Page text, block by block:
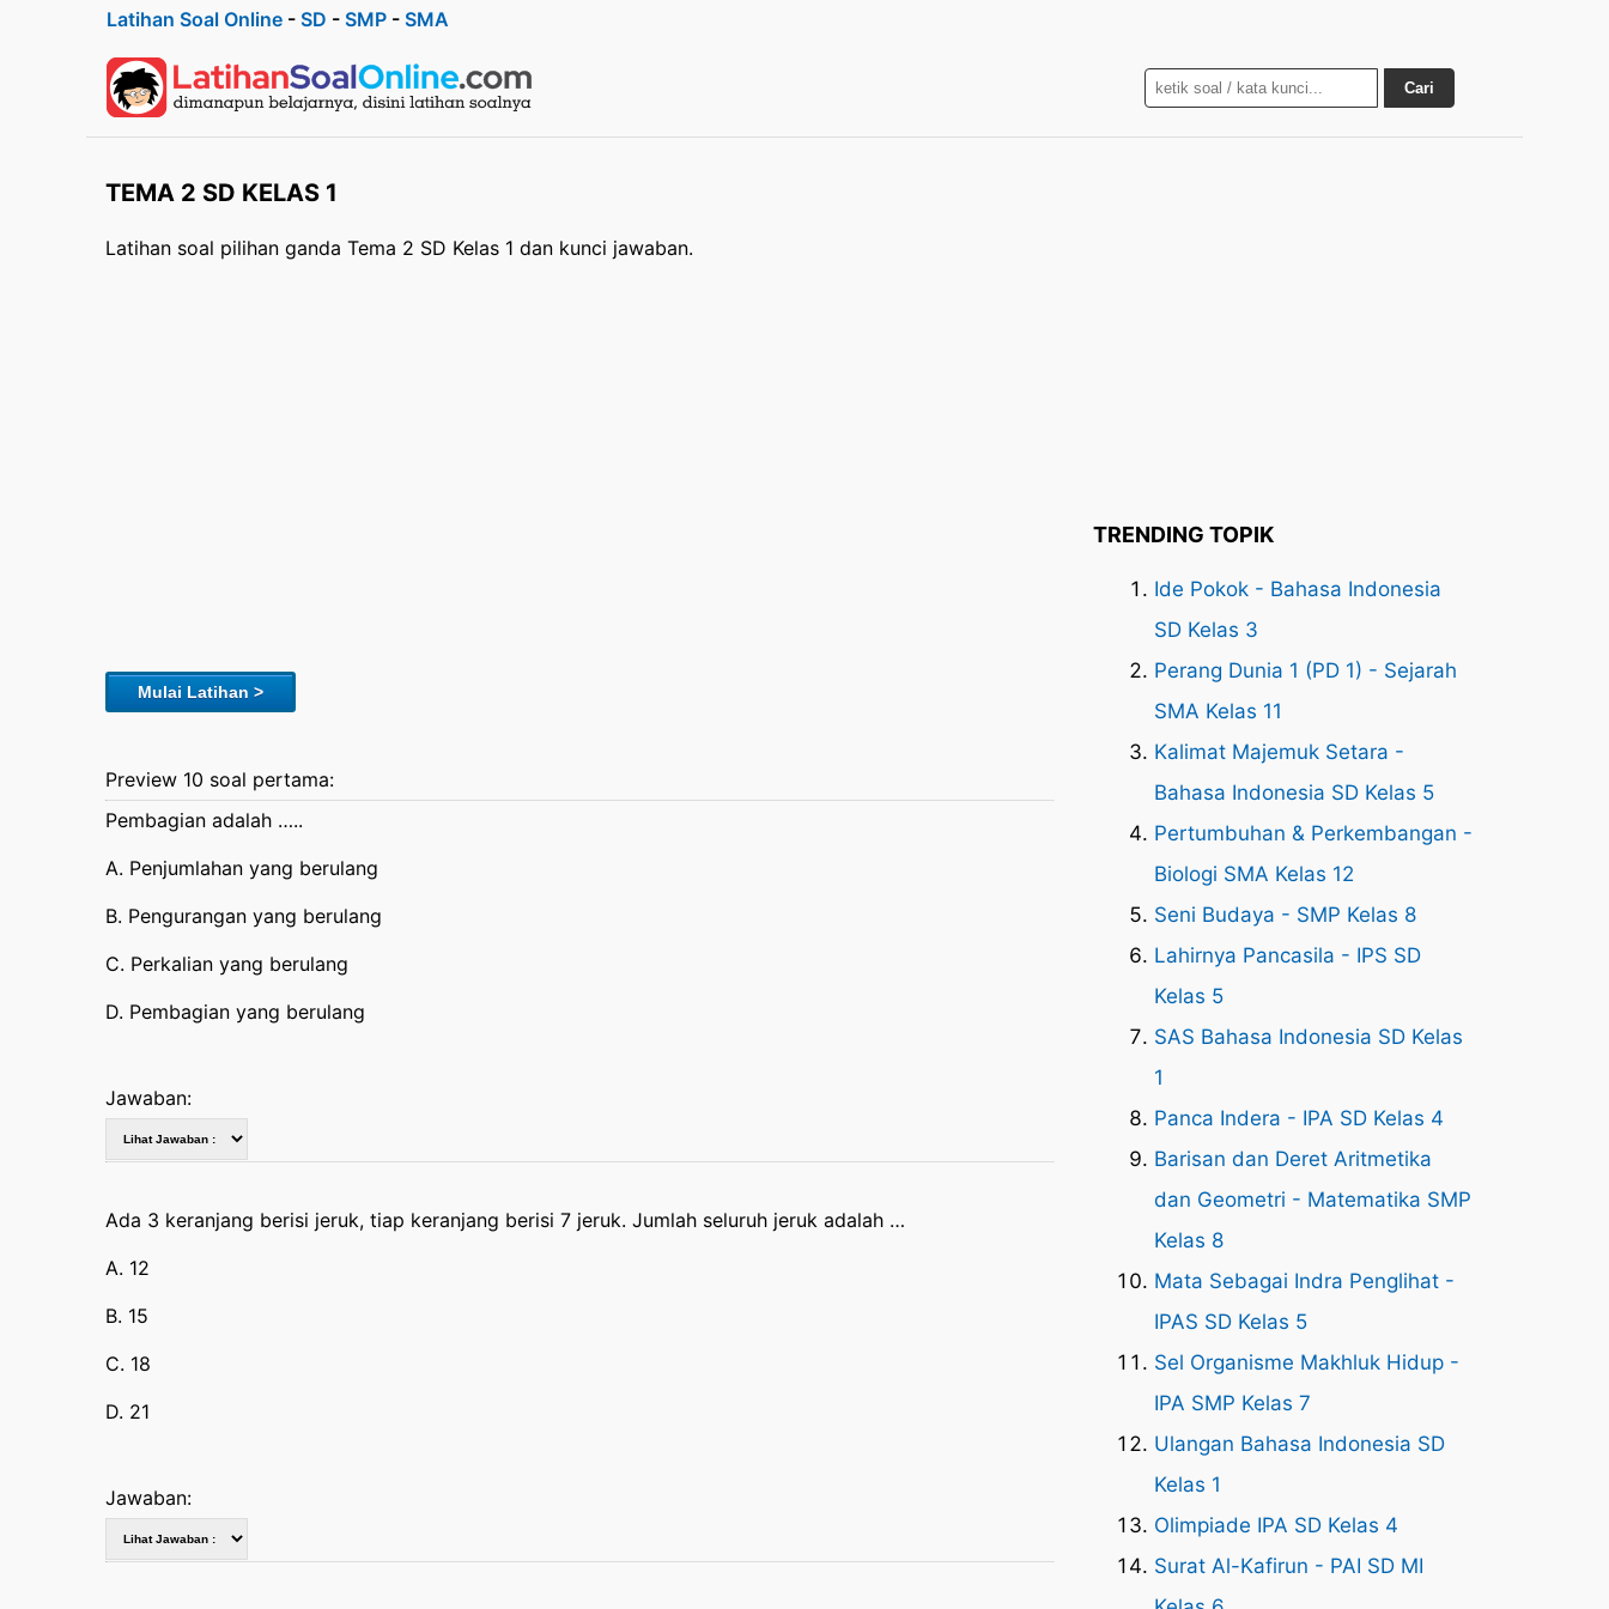
Latihan Soal Online- SD - SMP- SMA
Cari
TEMA 2 SD KELAS 1
Latihan soal pilihan ganda Tema 2 SD Kelas 1 dan kunci jawaban.
Mulai Latihan >
Preview 10 soal pertama:
Pembagian adalah …..
A. Penjumlahan yang berulang
B. Pengurangan yang berulang
C. Perkalian yang berulang
D. Pembagian yang berulang
Jawaban:
Ada 3 keranjang berisi jeruk, tiap keranjang berisi 7 jeruk. Jumlah seluruh jeruk adalah …
A. 12
B. 15
C. 18
D. 21
Jawaban:
TRENDING TOPIK
Ide Pokok - Bahasa Indonesia
SD Kelas 3
Perang Dunia 1 (PD 1) - Sejarah
SMA Kelas 11
Kalimat Majemuk Setara -
Bahasa Indonesia SD Kelas 5
Pertumbuhan & Perkembangan -
Biologi SMA Kelas 12
Seni Budaya - SMP Kelas 8
Lahirnya Pancasila - IPS SD
Kelas 5
SAS Bahasa Indonesia SD Kelas
1
Panca Indera - IPA SD Kelas 4
Barisan dan Deret Aritmetika
dan Geometri - Matematika SMP
Kelas 8
Mata Sebagai Indra Penglihat -
IPAS SD Kelas 5
Sel Organisme Makhluk Hidup -
IPA SMP Kelas 7
Ulangan Bahasa Indonesia SD
Kelas 1
Olimpiade IPA SD Kelas 4
Surat Al-Kafirun - PAI SD MI